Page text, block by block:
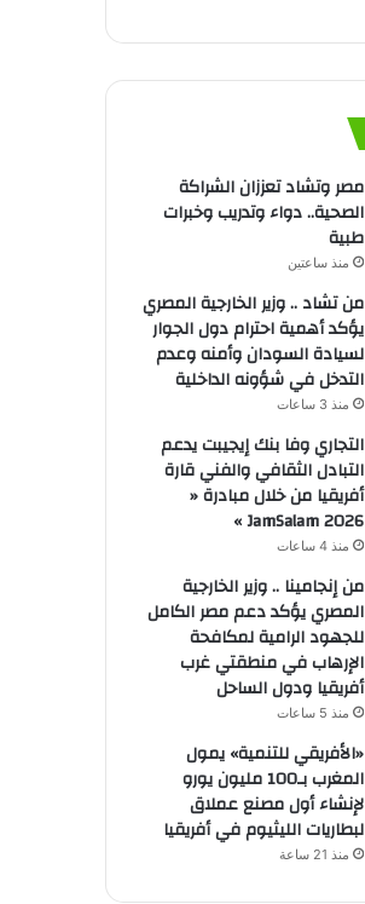
مصر وتشاد تعززان الشراكة
الصحية.. دواء وتدريب وخبرات
طبية
منذ ساعتين
من تشاد .. وزير الخارجية المصري
يؤكد أهمية احترام دول الجوار
لسيادة السودان وأمنه وعدم
التدخل في شؤونه الداخلية
منذ 3 ساعات
التجاري وفا بنك إيجيبت يدعم
التبادل الثقافي والفني قارة
أفريقيا من خلال مبادرة «
JamSalam 2026 »
منذ 4 ساعات
من إنجامينا .. وزير الخارجية
المصري يؤكد دعم مصر الكامل
للجهود الرامية لمكافحة
الإرهاب في منطقتي غرب
أفريقيا ودول الساحل
منذ 5 ساعات
«الأفريقي للتنمية» يمول
المغرب بـ100 مليون يورو
لإنشاء أول مصنع عملاق
لبطاريات الليثيوم في أفريقيا
منذ 21 ساعة